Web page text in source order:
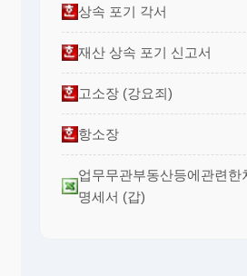
상속 포기 각서
재산 상속 포기 신고서
고소장 (강요죄)
항소장
업무무관부동산등에관련한
명세서 (갑)